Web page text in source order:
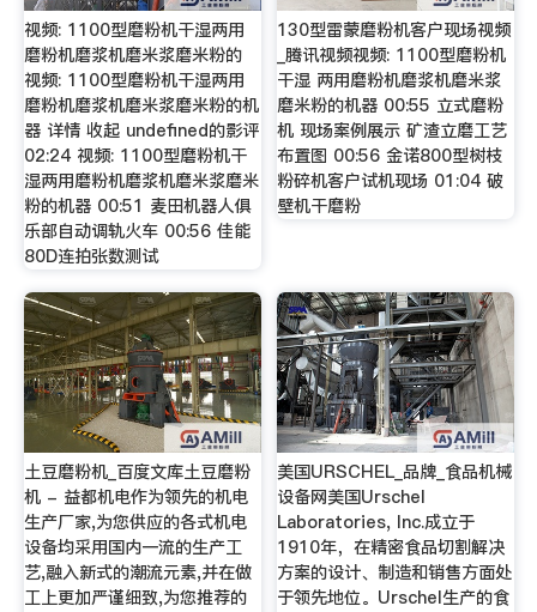
视频: 1100型磨粉机干湿两用
磨粉机磨浆机磨米浆磨米粉的
视频: 1100型磨粉机干湿两用
磨粉机磨浆机磨米浆磨米粉的机
器 详情 收起 undefined的影评
02:24 视频: 1100型磨粉机干
湿两用磨粉机磨浆机磨米浆磨米
粉的机器 00:51 麦田机器人俱
乐部自动调轨火车 00:56 佳能
80D连拍张数测试
130型雷蒙磨粉机客户现场视频
_腾讯视频视频: 1100型磨粉机
干湿 两用磨粉机磨浆机磨米浆
磨米粉的机器 00:55 立式磨粉
机 现场案例展示 矿渣立磨工艺
布置图 00:56 金诺800型树枝
粉碎机客户试机现场 01:04 破
壁机干磨粉
土豆磨粉机_百度文库土豆磨粉
机 - 益都机电作为领先的机电
生产厂家,为您供应的各式机电
设备均采用国内一流的生产工
艺,融入新式的潮流元素,并在做
工上更加严谨细致,为您推荐的
美国URSCHEL_品牌_食品机械
设备网美国Urschel
Laboratories, Inc.成立于
1910年，在精密食品切割解决
方案的设计、制造和销售方面处
于领先地位。Urschel生产的食